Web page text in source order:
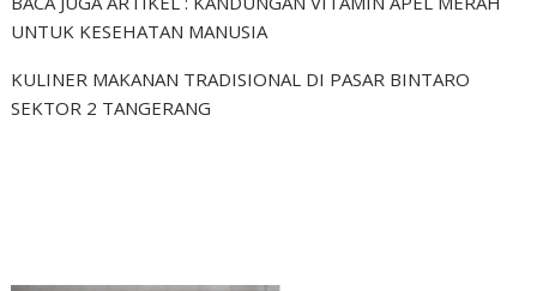
UNTUK KESEHATAN MANUSIA
KULINER MAKANAN TRADISIONAL DI PASAR BINTARO
SEKTOR 2 TANGERANG